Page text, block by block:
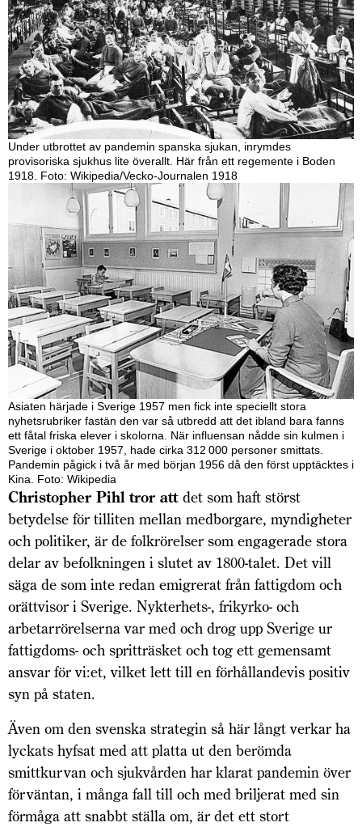
Under utbrottet av pandemin spanska sjukan, inrymdes
provisoriska sjukhus lite överallt. Här från ett regemente i Boden
1918. Foto: Wikipedia/Vecko-Journalen 1918
Asiaten härjade i Sverige 1957 men fick inte speciellt stora
nyhetsrubriker fastän den var så utbredd att det ibland bara fanns
ett fåtal friska elever i skolorna. När influensan nådde sin kulmen i
Sverige i oktober 1957, hade cirka 312 000 personer smittats.
Pandemin pågick i två år med början 1956 då den först upptäcktes i
Kina. Foto: Wikipedia
Christopher Pihl tror att det som haft störst
betydelse för tilliten mellan medborgare, myndigheter
och politiker, är de folkrörelser som engagerade stora
delar av befolkningen i slutet av 1800-talet. Det vill
säga de som inte redan emigrerat från fattigdom och
orättvisor i Sverige. Nykterhets-, frikyrko- och
arbetarrörelserna var med och drog upp Sverige ur
fattigdoms- och spritträsket och tog ett gemensamt
ansvar för vi:et, vilket lett till en förhållandevis positiv
syn på staten.
Även om den svenska strategin så här långt verkar ha
lyckats hyfsat med att platta ut den berömda
smittkurvan och sjukvården har klarat pandemin över
förväntan, i många fall till och med briljerat med sin
förmåga att snabbt ställa om, är det ett stort